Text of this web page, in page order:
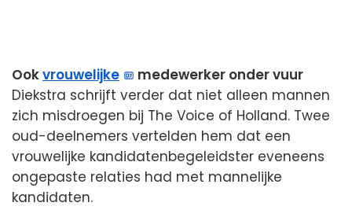
Ookvrouwelijke
medewerker onder vuur
Diekstra schrijft verder dat niet alleen mannen
zich misdroegen bij The Voice of Holland. Twee
oud-deelnemers vertelden hem dat een
vrouwelijke kandidatenbegeleidster eveneens
ongepaste relaties had met mannelijke
kandidaten.